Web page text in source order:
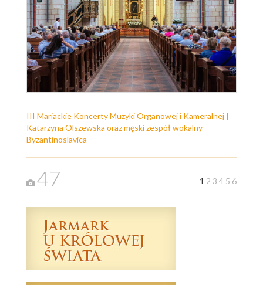
III Mariackie Koncerty Muzyki Organowej i Kameralnej |
Katarzyna Olszewska oraz męski zespół wokalny
Byzantinoslavica
47 1 2 3 4 5 6